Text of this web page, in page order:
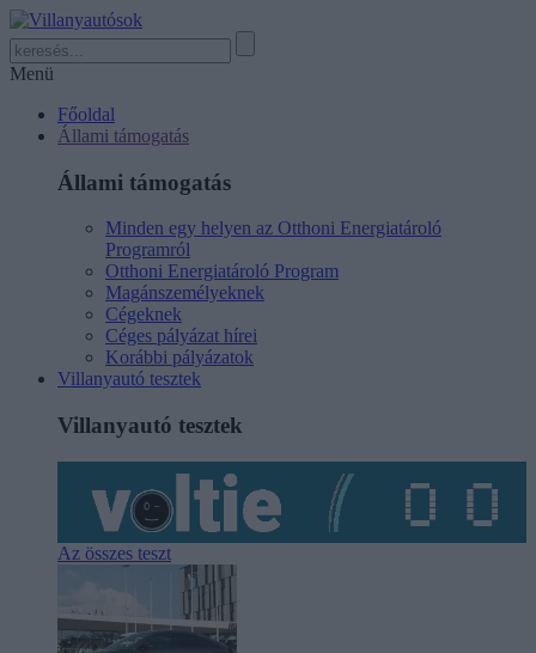
Menü
Főoldal
Állami támogatás
Állami támogatás
Minden egy helyen az Otthoni Energiatároló
Programról
Otthoni Energiatároló Program
Magánszemélyeknek
Cégeknek
Céges pályázat hírei
Korábbi pályázatok
Villanyautó tesztek
Villanyautó tesztek
Az összes teszt